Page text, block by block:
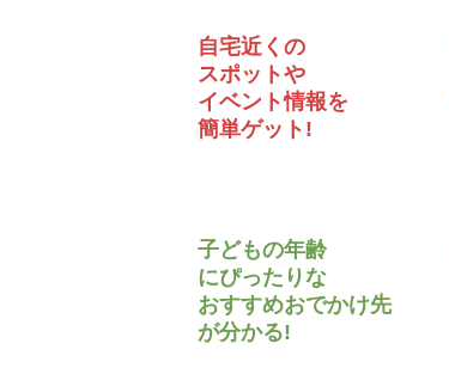
自宅近くの
スポットや
イベント情報を
簡単ゲット!
子どもの年齢
にぴったりな
おすすめおでかけ先
が分かる!